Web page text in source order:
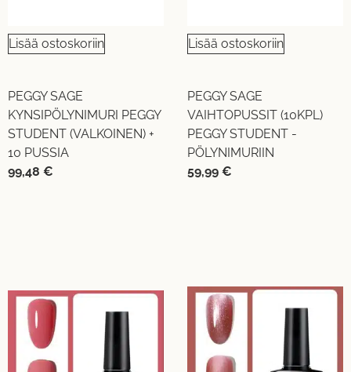
Lisää ostoskoriin
PEGGY SAGE
KYNSIPÖLYNIMURI PEGGY
STUDENT (VALKOINEN) +
10 PUSSIA
99,48 €
Lisää ostoskoriin
PEGGY SAGE
VAIHTOPUSSIT (10KPL)
PEGGY STUDENT -
PÖLYNIMURIIN
59,99 €